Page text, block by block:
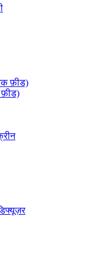
फ़ीड)
फ़ीड)